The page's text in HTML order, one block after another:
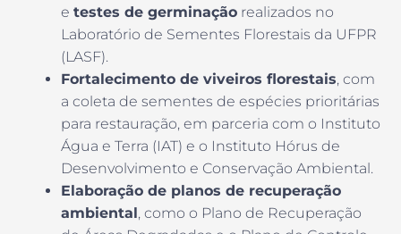
e testes de germinação realizados no
Laboratório de Sementes Florestais da UFPR
(LASF).
Fortalecimento de viveiros florestais, com
a coleta de sementes de espécies prioritárias
para restauração, em parceria com o Instituto
Água e Terra (IAT) e o Instituto Hórus de
Desenvolvimento e Conservação Ambiental.
Elaboração de planos de recuperação
ambiental , como o Plano de Recuperação